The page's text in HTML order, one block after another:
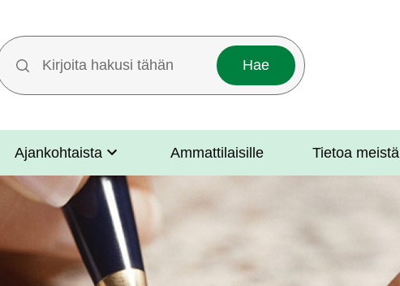
Hakutermit
Ajankohtaista Ammattilaisille Tietoa meistä